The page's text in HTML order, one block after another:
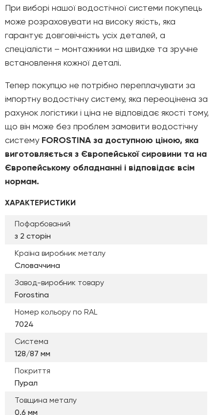
ХАРАКТЕРИСТИКИ
Пофарбований
з 2 сторін
Країна виробник металу
Словаччина
Завод-виробник товару
Forostina
Номер кольору по RAL
7024
Система
128/87 мм
Покриття
Пурал
Товщина металу
0.6 мм
При виборі нашої водостічної системи покупець
може розраховувати на високу якість, яка
гарантує довговічність усіх деталей, а
спеціалісти – монтажники на швидке та зручне
встановлення кожної деталі.
Тепер покупцю не потрібно переплачувати за
імпортну водостічну систему, яка переоцінена за
рахунок логістики і ціна не відповідає якості тому,
що він може без проблем замовити водостічну
систему FOROSTINA за доступною ціною, яка
виготовляється з Європейської сировини та на
Європейському обладнанні і відповідає всім
нормам.